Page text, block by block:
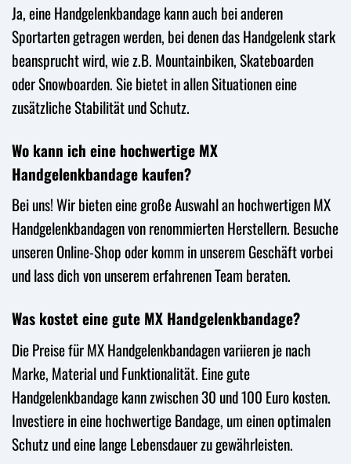
Ja, eine Handgelenkbandage kann auch bei anderen
Sportarten getragen werden, bei denen das Handgelenk stark
beansprucht wird, wie z.B. Mountainbiken, Skateboarden
oder Snowboarden. Sie bietet in allen Situationen eine
zusätzliche Stabilität und Schutz.
Wo kann ich eine hochwertige MX
Handgelenkbandage kaufen?
Bei uns! Wir bieten eine große Auswahl an hochwertigen MX
Handgelenkbandagen von renommierten Herstellern. Besuche
unseren Online-Shop oder komm in unserem Geschäft vorbei
und lass dich von unserem erfahrenen Team beraten.
Was kostet eine gute MX Handgelenkbandage?
Die Preise für MX Handgelenkbandagen variieren je nach
Marke, Material und Funktionalität. Eine gute
Handgelenkbandage kann zwischen 30 und 100 Euro kosten.
Investiere in eine hochwertige Bandage, um einen optimalen
Schutz und eine lange Lebensdauer zu gewährleisten.